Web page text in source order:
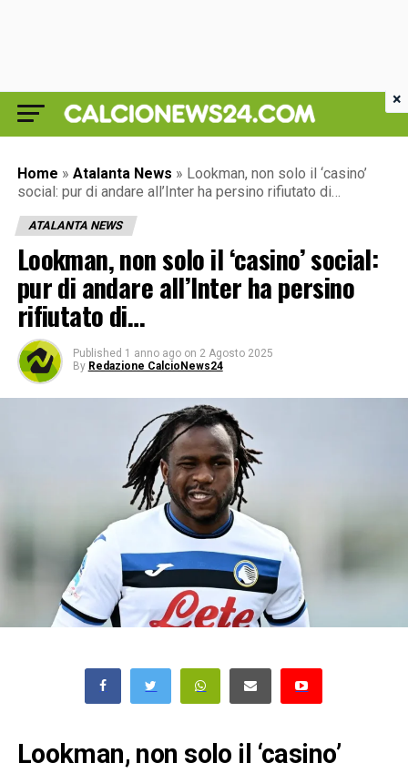
Home » Atalanta News » Lookman, non solo il ‘casino’
social: pur di andare all’Inter ha persino rifiutato di…
ATALANTA NEWS
Lookman, non solo il ‘casino’ social:
pur di andare all’Inter ha persino
rifiutato di…
Published 1 anno ago on 2 Agosto 2025
By Redazione CalcioNews24
Lookman, non solo il ‘casino’
×